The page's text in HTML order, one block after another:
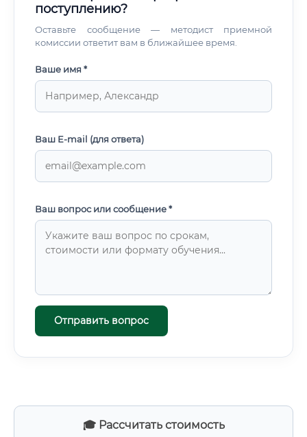
🎓 Рассчитать стоимость
поступлению?
Оставьте сообщение — методист приемной
комиссии ответит вам в ближайшее время.
Ваше имя *
Ваш E-mail (для ответа)
Ваш вопрос или сообщение *
Отправить вопрос